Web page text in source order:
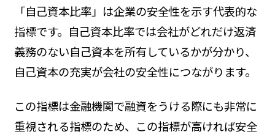
「自己資本比率」は企業の安全性を示す代表的な
指標です。自己資本比率では会社がどれだけ返済
義務のない自己資本を所有しているかが分かり、
自己資本の充実が会社の安全性につながります。
この指標は金融機関で融資をうける際にも非常に
重視される指標のため、この指標が高ければ安全